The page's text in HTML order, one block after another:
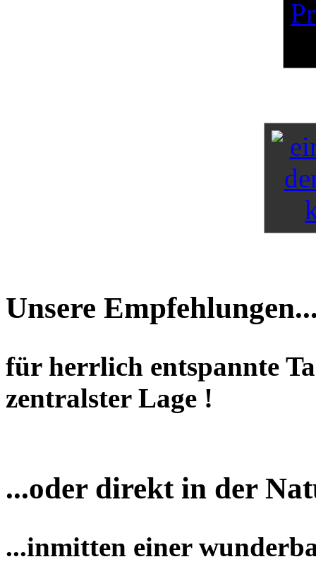
Unsere
für herrlich entspannte
zentralster Lage !
...oder direkt in der
...inmitten einer